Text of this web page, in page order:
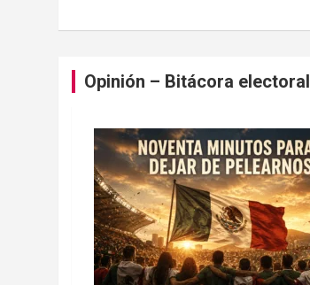
Opinión – Bitácora electoral